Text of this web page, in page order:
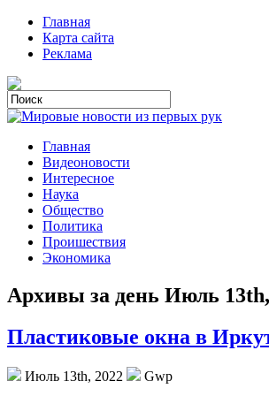
Главная
Карта сайта
Реклама
Главная
Видеоновости
Интересное
Наука
Общество
Политика
Проишествия
Экономика
Архивы за день Июль
Пластиковые окна в
Июль 13th, 2022
Gwp